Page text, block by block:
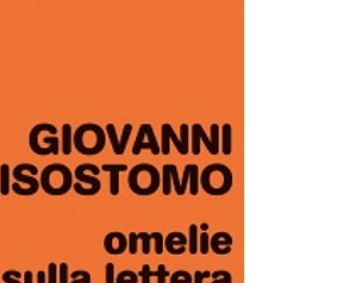
AGGIUNGI AL CARRELLO